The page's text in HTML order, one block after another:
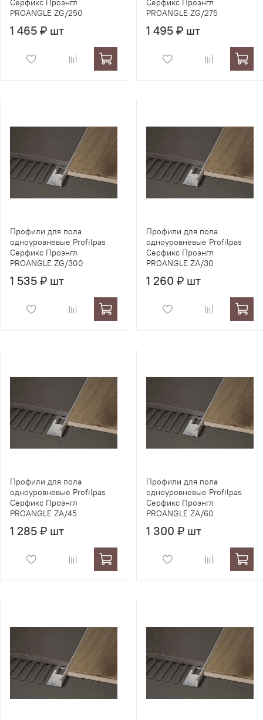
Серфикс Проэнгл
PROANGLE ZG/250
1 465 ₽ шт
Серфикс Проэнгл
PROANGLE ZG/275
1 495 ₽ шт
Профили для пола
одноуровневые Profilpas
Серфикс Проэнгл
PROANGLE ZG/300
1 535 ₽ шт
Профили для пола
одноуровневые Profilpas
Серфикс Проэнгл
PROANGLE ZA/30
1 260 ₽ шт
Профили для пола
одноуровневые Profilpas
Серфикс Проэнгл
PROANGLE ZA/45
1 285 ₽ шт
Профили для пола
одноуровневые Profilpas
Серфикс Проэнгл
PROANGLE ZA/60
1 300 ₽ шт